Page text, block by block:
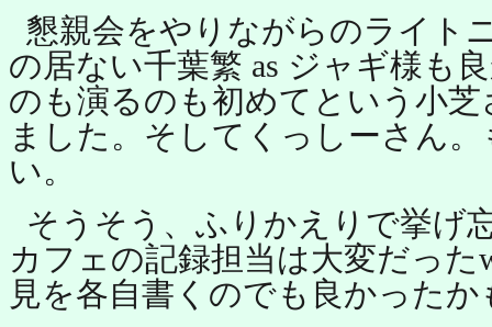
懇親会をやりながらのライト
の居ない千葉繁 as ジャギ様も
のも演るのも初めてという小
ました。そしてくっしーさん
い。
そうそう、ふりかえりで挙げ
カフェの記録担当は大変だっ
見を各自書くのでも良かったか